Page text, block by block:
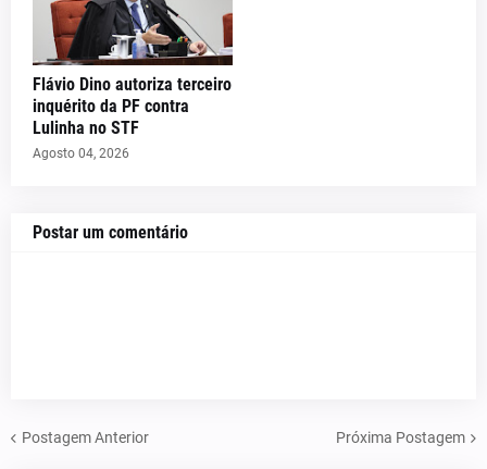
Flávio Dino autoriza terceiro
inquérito da PF contra
Lulinha no STF
Agosto 04, 2026
Postar um comentário
Postagem Anterior Próxima Postagem